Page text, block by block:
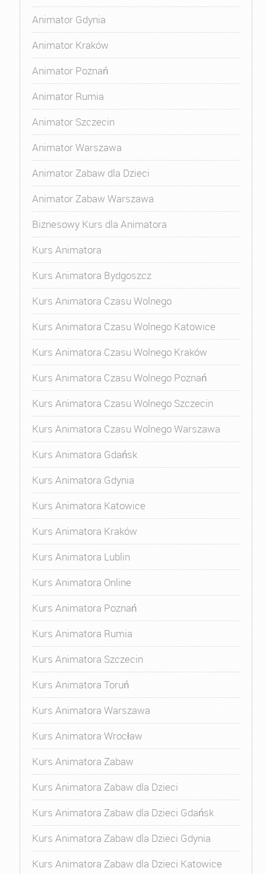
Animator Gdynia
Animator Kraków
Animator Poznań
Animator Rumia
Animator Szczecin
Animator Warszawa
Animator Zabaw dla Dzieci
Animator Zabaw Warszawa
Biznesowy Kurs dla Animatora
Kurs Animatora
Kurs Animatora Bydgoszcz
Kurs Animatora Czasu Wolnego
Kurs Animatora Czasu Wolnego Katowice
Kurs Animatora Czasu Wolnego Kraków
Kurs Animatora Czasu Wolnego Poznań
Kurs Animatora Czasu Wolnego Szczecin
Kurs Animatora Czasu Wolnego Warszawa
Kurs Animatora Gdańsk
Kurs Animatora Gdynia
Kurs Animatora Katowice
Kurs Animatora Kraków
Kurs Animatora Lublin
Kurs Animatora Online
Kurs Animatora Poznań
Kurs Animatora Rumia
Kurs Animatora Szczecin
Kurs Animatora Toruń
Kurs Animatora Warszawa
Kurs Animatora Wrocław
Kurs Animatora Zabaw
Kurs Animatora Zabaw dla Dzieci
Kurs Animatora Zabaw dla Dzieci Gdańsk
Kurs Animatora Zabaw dla Dzieci Gdynia
Kurs Animatora Zabaw dla Dzieci Katowice